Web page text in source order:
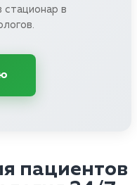
стационар в
пациентов